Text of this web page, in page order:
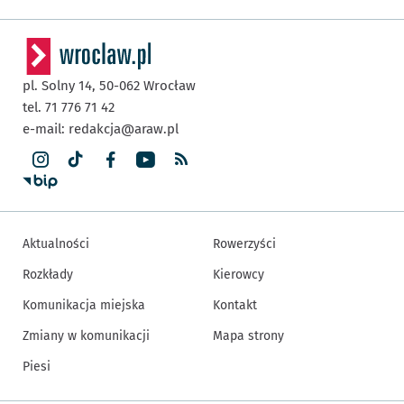
pl. Solny 14, 50-062 Wrocław
tel. 71 776 71 42
e-mail: redakcja@araw.pl
Aktualności
Rozkłady
Komunikacja miejska
Zmiany w komunikacji
Piesi
Rowerzyści
Kierowcy
Kontakt
Mapa strony